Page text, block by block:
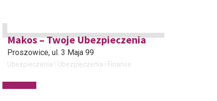
Makos – Twoje Ubezpieczenia
Proszowice, ul. 3 Maja 99
Ubezpieczenia Ubezpieczenia i Finanse